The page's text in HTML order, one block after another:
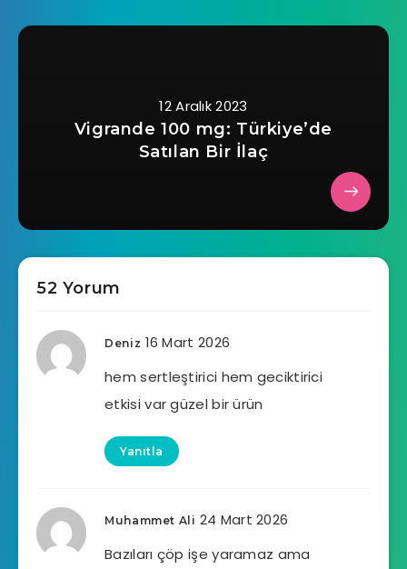
12 Aralık 2023
Vigrande 100 mg: Türkiye’de
Satılan Bir İlaç
52 Yorum
Deniz 16 Mart 2026
hem sertleştirici hem geciktirici
etkisi var güzel bir ürün
Yanıtla
Muhammet Ali 24 Mart 2026
Bazıları çöp işe yaramaz ama